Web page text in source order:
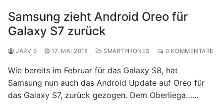
Samsung zieht Android Oreo für
Galaxy S7 zurück
JARVIS 17. MAI 2018 SMARTPHONES 0 KOMMENTARE
Wie bereits im Februar für das Galaxy S8, hat
Samsung nun auch das Android Update auf Oreo für
das Galaxy S7, zurück gezogen. Dem Oberliega……